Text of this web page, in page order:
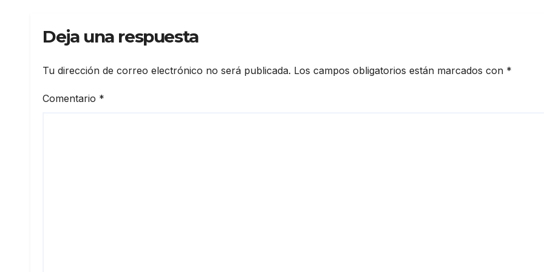
Deja una respuesta
Tu dirección de correo electrónico no será publicada. Los campos obligatorios están marcados con *
Comentario *